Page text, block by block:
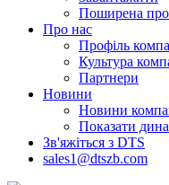
Поширена
Про нас
Профіль
Культура
Партнери
Новини
Новини
Показати
Зв'яжіться з DTS
sales1@dtszb.com